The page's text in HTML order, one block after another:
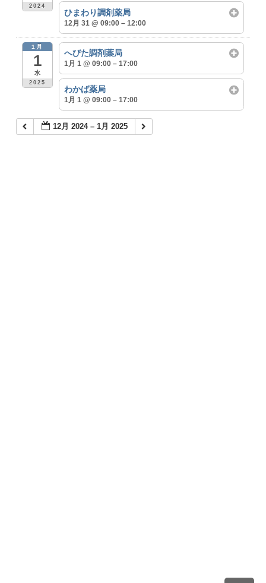
2024
ひまわり調剤薬局
12月 31 @ 09:00 – 12:00
1月
1
水
2025
へびた調剤薬局
1月 1 @ 09:00 – 17:00
わかば薬局
1月 1 @ 09:00 – 17:00
12月 2024 – 1月 2025